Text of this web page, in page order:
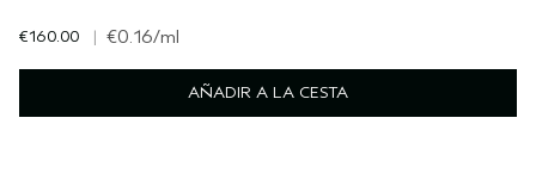
€160.00 | €0.16/ml
AÑADIR A LA CESTA